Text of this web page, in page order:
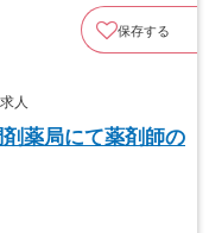
保存する
人
剤薬局にて薬剤師の